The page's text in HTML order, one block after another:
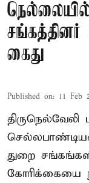
கைது
Published on: 11 Feb
துறை
கோரிக்கையை